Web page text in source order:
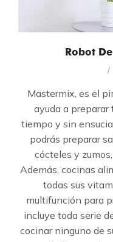
Robot
/
Mastermix, es el
ayuda a
tiempo y sin
podrás preparar
cócteles y
Además, cocinas
todas sus
multifunción para
incluye toda serie
cocinar ninguno de